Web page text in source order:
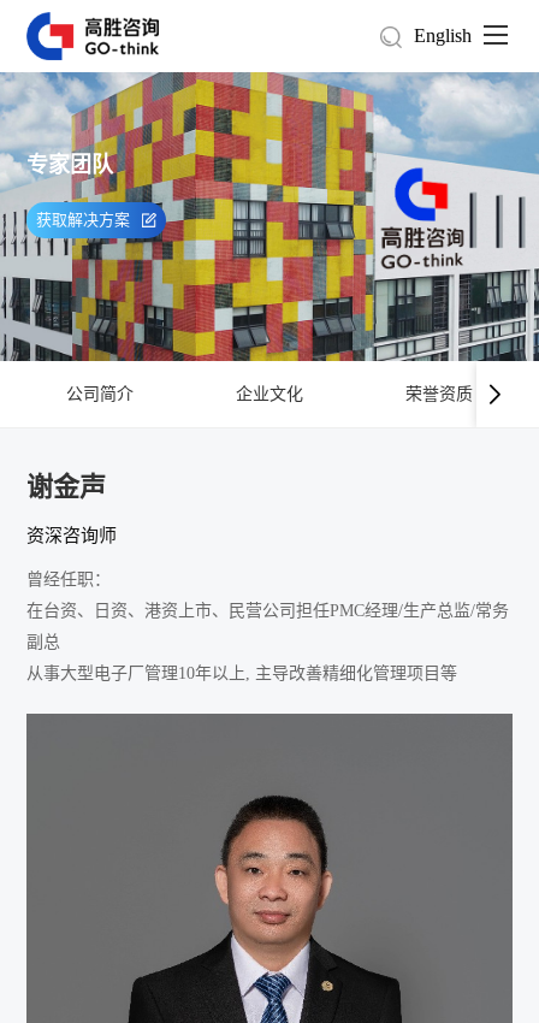
English
专家团队
获取解决方案
公司简介 企业文化 荣誉资质
谢金声
资深咨询师
曾经任职：
在台资、日资、港资上市、民营公司担任PMC经理/生产总监/常务
副总
从事大型电子厂管理10年以上, 主导改善精细化管理项目等